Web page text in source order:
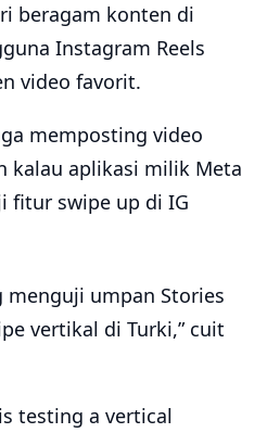
beragam konten di
Instagram Reels
video favorit.
memposting video
kalau aplikasi milik Meta
fitur swipe up di IG
menguji umpan Stories
vertikal di Turki,” cuit
testing a vertical